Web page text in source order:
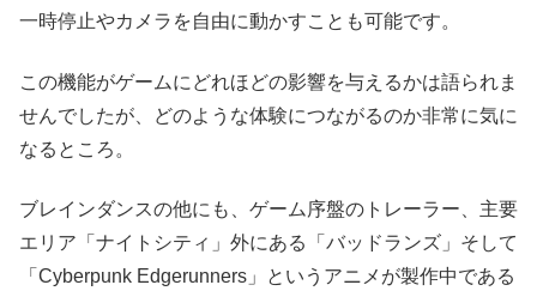
一時停止やカメラを自由に動かすことも可能です。
この機能がゲームにどれほどの影響を与えるかは語られま
せんでしたが、どのような体験につながるのか非常に気に
なるところ。
ブレインダンスの他にも、ゲーム序盤のトレーラー、主要
エリア「ナイトシティ」外にある「バッドランズ」そして
「Cyberpunk Edgerunners」というアニメが製作中である